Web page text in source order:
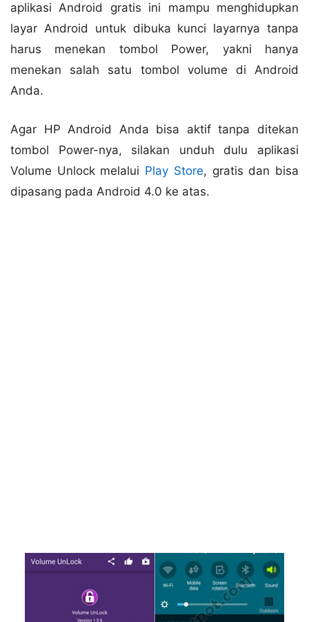
aplikasi Android gratis ini mampu menghidupkan
layar Android untuk dibuka kunci layarnya tanpa
harus menekan tombol Power, yakni hanya
menekan salah satu tombol volume di Android
Anda.
Agar HP Android Anda bisa aktif tanpa ditekan
tombol Power-nya, silakan unduh dulu aplikasi
Volume Unlock melalui Play Store, gratis dan bisa
dipasang pada Android 4.0 ke atas.